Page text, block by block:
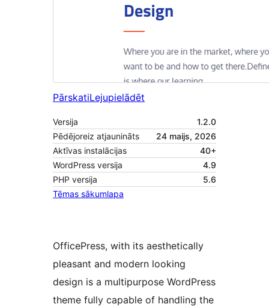
PārskatiLejupielādēt
Versija
1.2.0
Pēdējoreiz atjaunināts
24 maijs, 2026
Aktīvas instalācijas
40+
WordPress versija
4.9
PHP versija
5.6
Tēmas sākumlapa
OfficePress, with its aesthetically
pleasant and modern looking
design is a multipurpose WordPress
theme fully capable of handling the